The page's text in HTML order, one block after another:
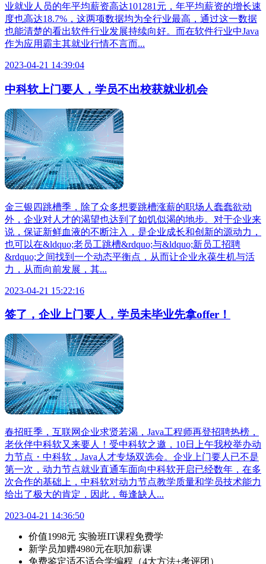
业就业人员的年平均薪资高达101281元，年平均薪资的增长速
度也高达18.7%，这两项数据均为全行业最高，通过这一数据
也能清楚的看出软件行业发展持续向好。而在软件行业中Java
作为应用霸主其就业行情不言而...
2023-04-21 14:39:04
中科软上门要人，学员不出校获就业机会
金三银四跳槽季，除了众多想要跳槽涨薪的职场人蠢蠢欲动
外，企业对人才的渴望也达到了如饥似渴的地步。对于企业来
说，保证新鲜血液的不断注入，是企业成长和创新的源动力，
也可以在&ldquo;老员工跳槽&rdquo;与&ldquo;新员工招聘
&rdquo;之间找到一个动态平衡点，从而让企业永葆生机与活
力，从而向前发展，其...
2023-04-21 15:22:16
签了，企业上门要人，学员未毕业先拿offer！
春招旺季，互联网企业求贤若渴，Java工程师再登招聘热榜，
老伙伴中科软又来要人！受中科软之邀，10日上午我校举办动
力节点・中科软，Java人才专场双选会。企业上门要人已不是
第一次，动力节点就业直通车面向中科软开启已经数年，在多
次合作的基础上，中科软对动力节点教学质量和学员技术能力
给出了极大的肯定，因此，每逢缺人...
2023-04-21 14:36:50
价值1998元 实验班IT课程免费学
新学员加赠4980元在职加薪课
免费鉴定适不适合学编程（4大方法+考评团）